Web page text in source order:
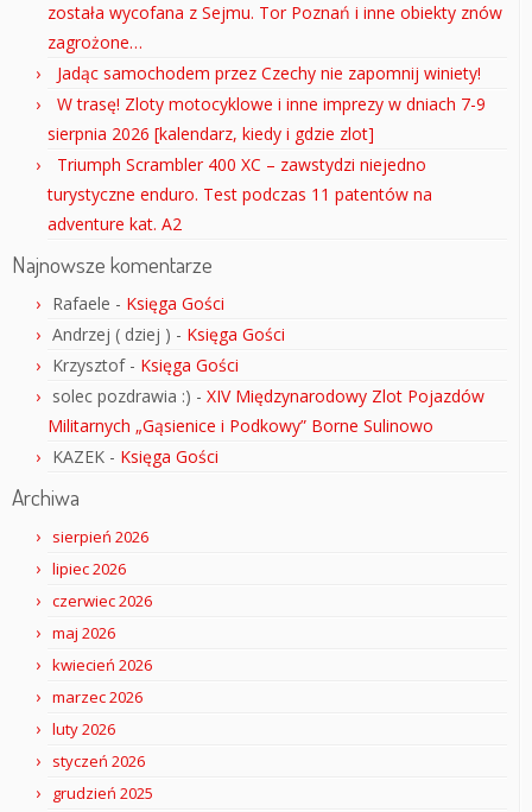
została wycofana z Sejmu. Tor Poznań i inne obiekty znów
zagrożone…
Jadąc samochodem przez Czechy nie zapomnij winiety!
W trasę! Zloty motocyklowe i inne imprezy w dniach 7-9
sierpnia 2026 [kalendarz, kiedy i gdzie zlot]
Triumph Scrambler 400 XC – zawstydzi niejedno
turystyczne enduro. Test podczas 11 patentów na
adventure kat. A2
Najnowsze komentarze
Rafaele - Księga Gości
Andrzej ( dziej ) - Księga Gości
Krzysztof- Księga Gości
solec pozdrawia :) - XIV Międzynarodowy Zlot Pojazdów
Militarnych „Gąsienice i Podkowy” Borne Sulinowo
KAZEK - Księga Gości
Archiwa
sierpień 2026
lipiec 2026
czerwiec 2026
maj 2026
kwiecień 2026
marzec 2026
luty 2026
styczeń 2026
grudzień 2025